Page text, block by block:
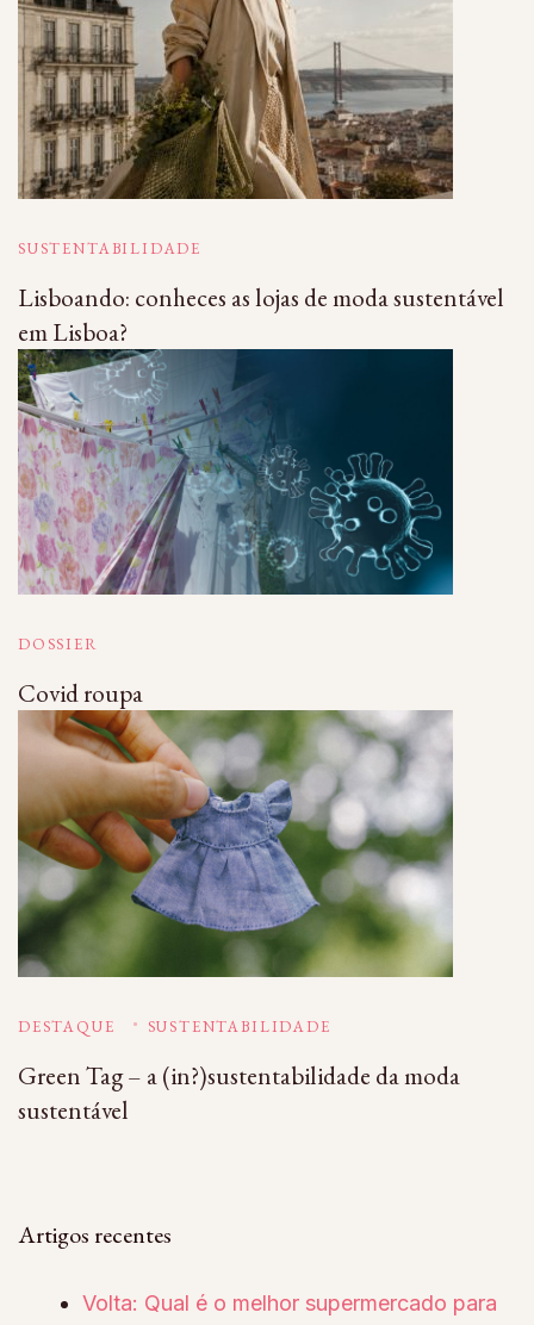
SUSTENTABILIDADE
Lisboando: conheces as lojas de moda sustentável
em Lisboa?
DOSSIER
Covid roupa
DESTAQUE SUSTENTABILIDADE
Green Tag – a (in?)sustentabilidade da moda
sustentável
Artigos recentes
Volta: Qual é o melhor supermercado para